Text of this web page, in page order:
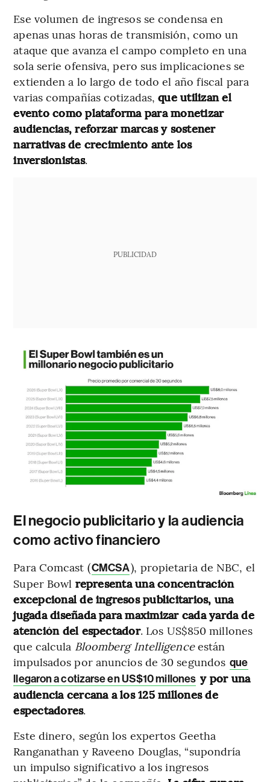
Ese volumen de ingresos se condensa en
apenas unas horas de transmisión, como un
ataque que avanza el campo completo en una
sola serie ofensiva, pero sus implicaciones se
extienden a lo largo de todo el año fiscal para
varias compañías cotizadas,que utilizan el
evento como plataforma para monetizar
audiencias, reforzar marcas y sostener
narrativas de crecimiento ante los
inversionistas.
PUBLICIDAD
El negocio publicitario y la audiencia
como activo financiero
Para Comcast (CMCSA), propietaria de NBC, el
Super Bowl representa una concentración
excepcional de ingresos publicitarios, una
jugada diseñada para maximizar cada yarda de
atención del espectador. Los US$850 millones
que calcula Bloomberg Intelligenceestán
impulsados por anuncios de 30 segundos que
llegaron a cotizarse en US$10 millones y por una
audiencia cercana a los 125 millones de
espectadores.
Este dinero, según los expertos Geetha
Ranganathan y Raveeno Douglas, “supondría
un impulso significativo a los ingresos